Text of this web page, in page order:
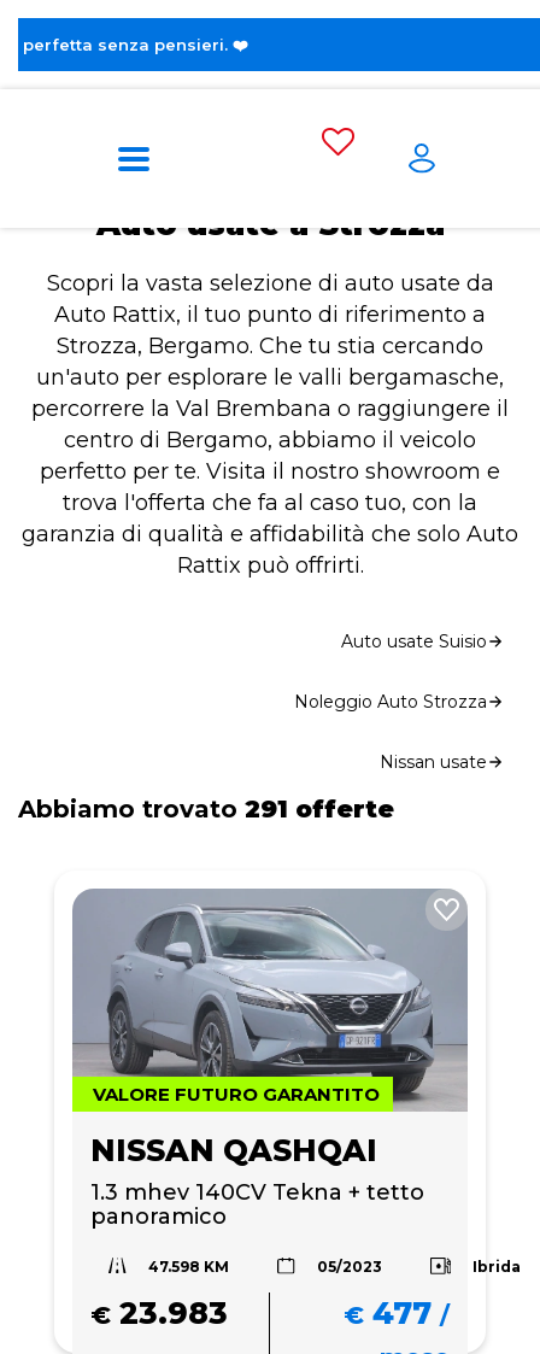
Home Auto usate a Strozza
Auto usate a Strozza
Scopri la vasta selezione di auto usate da
Auto Rattix, il tuo punto di riferimento a
Strozza, Bergamo. Che tu stia cercando
un'auto per esplorare le valli bergamasche,
percorrere la Val Brembana o raggiungere il
centro di Bergamo, abbiamo il veicolo
perfetto per te. Visita il nostro showroom e
trova l'offerta che fa al caso tuo, con la
garanzia di qualità e affidabilità che solo Auto
Rattix può offrirti.
Auto usate Suisio
Noleggio Auto Strozza
Nissan usate
Abbiamo trovato 291 offerte
VALORE FUTURO GARANTITO
NISSAN QASHQAI
1.3 mhev 140CV Tekna + tetto
panoramico
47.598 KM 05/2023 Ibrida
€ 23.983 € 477 /